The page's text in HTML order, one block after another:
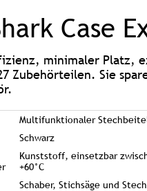
Case
minimaler Platz,
Zubehörteilen. Sie
Multifunktionaler
Schwarz
Kunststoff, einsetzbar
+60°C
Schaber, Stichsäge und